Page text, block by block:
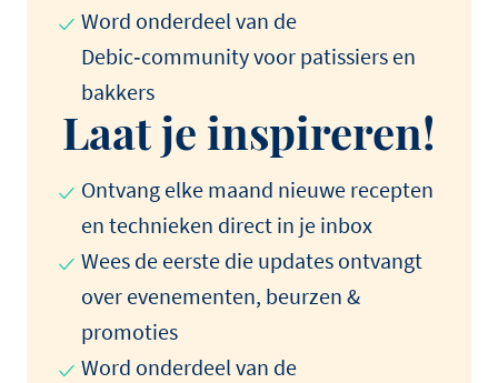
Word onderdeel van de
Debic‑community voor patissiers en
bakkers
Laat je inspireren!
Ontvang elke maand nieuwe recepten
en technieken direct in je inbox
Wees de eerste die updates ontvangt
over evenementen, beurzen &
promoties
Word onderdeel van de